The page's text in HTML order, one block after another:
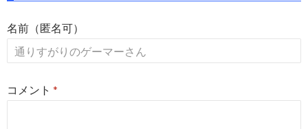
名前（匿名可）
コメント *